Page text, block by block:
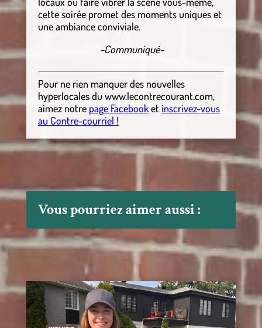
cette soirée promet des moments uniques et
une ambiance conviviale.
-Communiqué-
Pour ne rien manquer des nouvelles
hyperlocalesdu www.lecontrecourant.com,
aimez notre page Facebooket inscrivez-vous
au Contre-courriel !
Vous pourriez aimer aussi :